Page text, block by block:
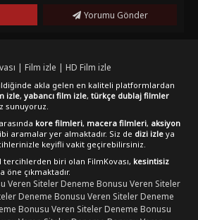
Yorumu Gönder
| Film izle | HD Film izle
akla gelen en kaliteli platformlardan
izle, yabancı film izle, türkçe dublaj filmler
sunuyoruz.
kore filmleri, macera filmleri, aksiyon
aramalar yer almaktadır. Siz de dizi izle ya
keyifli vakit geçirebilirsiniz.
biri olan FilmKovası, kesintisiz
öne çıkmaktadır.
Veren SitelerDeneme Bonusu Veren Siteler
Deneme Bonusu Veren SitelerDeneme
Bonusu Veren SitelerDeneme Bonusu